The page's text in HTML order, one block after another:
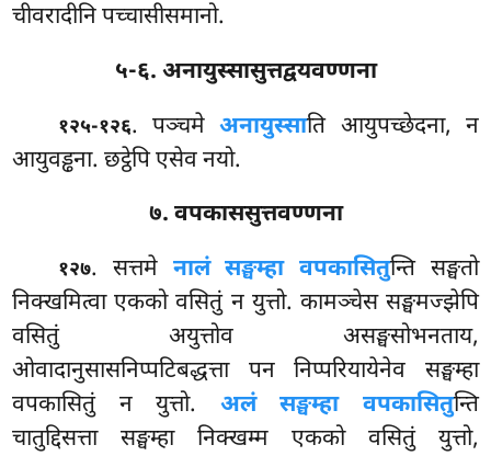
चीवरादीनि पच्चासीसमानो.
५-६. अनायुस्सासुत्तद्वयवण्णना
१२५-१२६. पञ्चमेअनायुस्साति आयुपच्छेदना, न
आयुवड्ढना. छट्ठेपि एसेव नयो.
७. वपकाससुत्तवण्णना
१२७. सत्तमे नालं सङ्घम्हा वपकासितुन्ति सङ्घतो
निक्खमित्वा एकको वसितुं न युत्तो. कामञ्चेस सङ्घमज्झेपि
वसितुं अयुत्तोव असङ्घसोभनताय,
ओवादानुसासनिप्पटिबद्धत्ता पन निप्परियायेनेव सङ्घम्हा
वपकासितुं न युत्तो. अलं सङ्घम्हा वपकासितुन्ति
चातुद्दिसत्ता सङ्घम्हा निक्खम्म एकको वसितुं युत्तो,